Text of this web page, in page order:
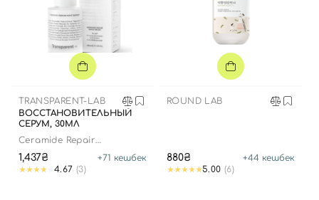
TRANSPARENT-LAB
ВОССТАНОВИТЕЛЬНЫЙ
СЕРУМ, 30МЛ
Ceramide Repair
1,437₴ +71 кешбек
4.67 (3)
ROUND LAB
880₴ +44 кешбек
5.00 (6)